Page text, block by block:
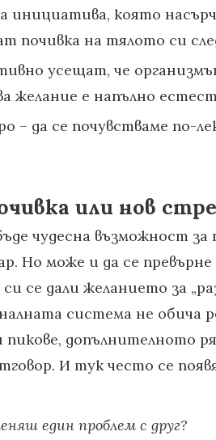
инициатива, която
почивка на тялото си
усещат, че
желание е напълно
– да се почувстваме по-
или нов
чудесна възможност
Но може и да се превърне
си се дали желанието за
система не обича
допълнителното
И тук често се
един проблем с друг?